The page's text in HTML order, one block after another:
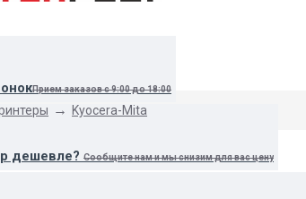
Прием заказов с 9:00 до 18:00
дешевле? Сообщите нам и мы снизим для вас цену
Kyocera-Mita